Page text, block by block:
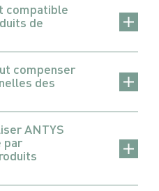
compatible
de
compenser
des
ANTYS
par